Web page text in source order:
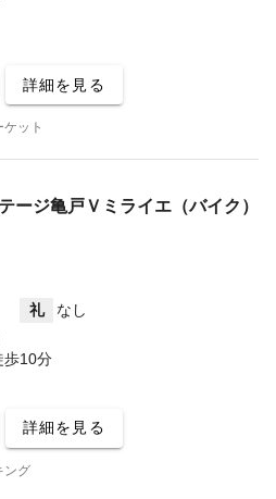
詳細を見る
ット
ージ亀戸Ｖミライエ（バイク）
礼
なし
歩10分
詳細を見る
ング